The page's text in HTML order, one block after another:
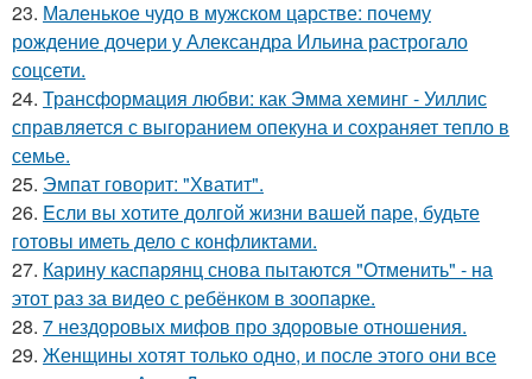
23. Маленькое чудо в мужском царстве: почему
рождение дочери у Александра Ильина растрогало
соцсети.
24. Трансформация любви: как Эмма хеминг - Уиллис
справляется с выгоранием опекуна и сохраняет тепло в
семье.
25. Эмпат говорит: "Хватит".
26. Eсли вы хотите долгой жизни вашей паре, будьте
готовы иметь дело с конфликтами.
27. Карину каспарянц снова пытаются "Отменить" - на
этот раз за видео с ребёнком в зоопарке.
28. 7 нездоровых мифов про здоровые отношения.
29. Женщины хотят только одно, и после этого они все